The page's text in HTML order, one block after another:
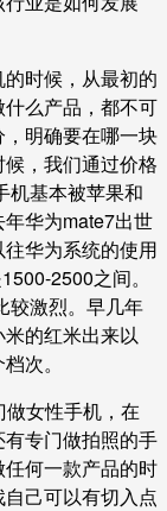
时候，从最初的
么产品，都不可
明确要在哪一块
，我们通过价格
机基本被苹果和
华为mate7出世
华为系统的使用
2500之间。
较激烈。早几年
的红米出来以
次。
女性手机，在
专门做拍照的手
何一款产品的时
己可以有切入点